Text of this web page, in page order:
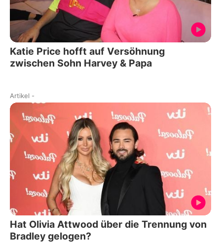
Katie Price hofft auf Versöhnung
zwischen Sohn Harvey & Papa
Artikel -
Hat Olivia Attwood über die Trennung von
Bradley gelogen?